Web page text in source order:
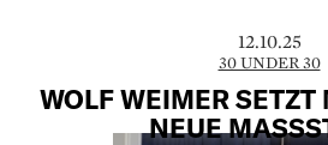
12.10.25
30 UNDER 30
WOLF WEIMER
NEUE